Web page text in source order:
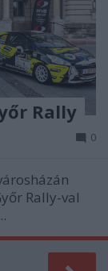
Rally
0
Rally-val